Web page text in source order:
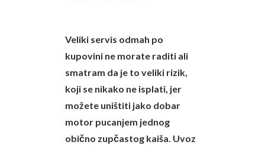
Veliki servis odmah po
kupovini ne morate raditi ali
smatram da je to veliki rizik,
koji se nikako ne isplati, jer
možete uništiti jako dobar
motor pucanjem jednog
obično zupčastog kaiša. Uvoz